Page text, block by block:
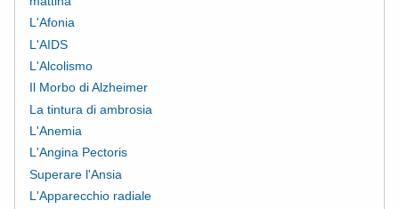
L'Afonia
L'AIDS
L'Alcolismo
Il Morbo di Alzheimer
La tintura di ambrosia
L'Anemia
L'Angina Pectoris
Superare l'Ansia
L'Apparecchio radiale